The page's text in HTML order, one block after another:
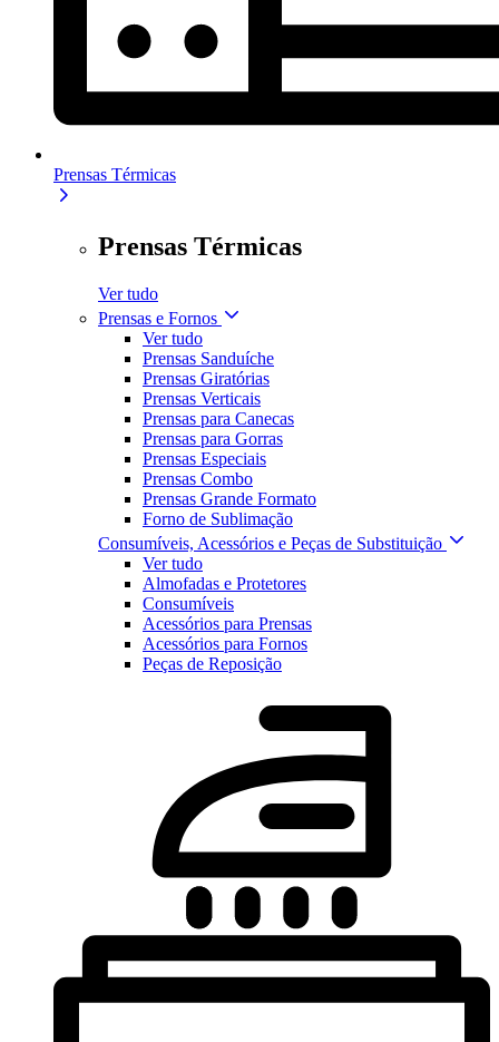
Prensas Térmicas
Prensas Térmicas
Ver tudo
Prensas e Fornos
Ver tudo
Prensas Sanduíche
Prensas Giratórias
Prensas Verticais
Prensas para Canecas
Prensas para Gorras
Prensas Especiais
Prensas Combo
Prensas Grande Formato
Forno de Sublimação
Consumíveis, Acessórios e Peças de Substituição
Ver tudo
Almofadas e Protetores
Consumíveis
Acessórios para Prensas
Acessórios para Fornos
Peças de Reposição